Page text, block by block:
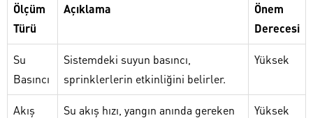
Ölçüm
Türü
Açıklama
Önem
Derecesi
Su
Basıncı
Sistemdeki suyun basıncı,
sprinklerlerin etkinliğini belirler.
Yüksek
Akış
Su akış hızı, yangın anında gereken
Yüksek